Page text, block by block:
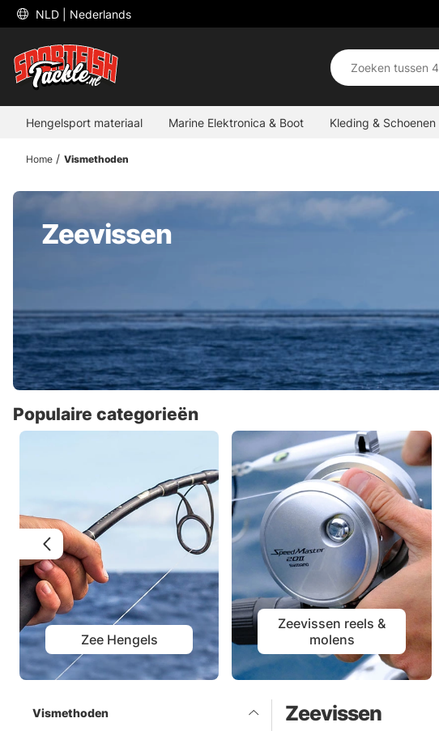
NLD | Nederlands
Hengelsport materiaal Marine Elektronica & Boot Kleding & Schoenen
Home Vismethoden
Zeevissen
Populaire categorieën
Zee Hengels
Zeevissen reels &
molens
Vismethoden
Zeevissen